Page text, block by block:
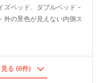
ズベッド、ダブルベッド -
外の景色が見えない内側ス
る (6件)